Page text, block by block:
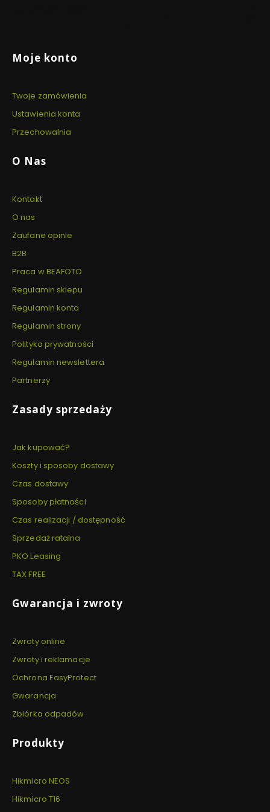
Linki w stopce
Moje konto
Twoje zamówienia
Ustawienia konta
Przechowalnia
O Nas
Kontakt
O nas
Zaufane opinie
B2B
Praca w BEAFOTO
Regulamin sklepu
Regulamin konta
Regulamin strony
Polityka prywatności
Regulamin newslettera
Partnerzy
Zasady sprzedaży
Jak kupować?
Koszty i sposoby dostawy
Czas dostawy
Sposoby płatności
Czas realizacji / dostępność
Sprzedaż ratalna
PKO Leasing
TAX FREE
Gwarancja i zwroty
Zwroty online
Zwroty i reklamacje
Ochrona EasyProtect
Gwarancja
Zbiórka odpadów
Produkty
Hikmicro NEOS
Hikmicro T16